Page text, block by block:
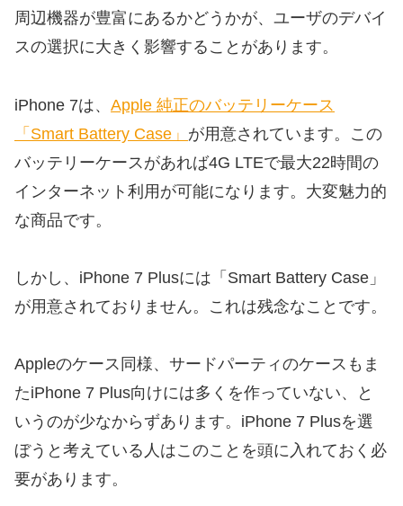
周辺機器が豊富にあるかどうかが、ユーザのデバイ
スの選択に大きく影響することがあります。
iPhone 7は、 Apple 純正のバッテリーケース
「Smart Battery Case」 が用意されています。この
バッテリーケースがあれば4G LTEで最大22時間の
インターネット利用が可能になります。大変魅力的
な商品です。
しかし、iPhone 7 Plusには「Smart Battery Case」
が用意されておりません。これは残念なことです。
Appleのケース同様、サードパーティのケースもま
たiPhone 7 Plus向けには多くを作っていない、と
いうのが少なからずあります。iPhone 7 Plusを選
ぼうと考えている人はこのことを頭に入れておく必
要があります。